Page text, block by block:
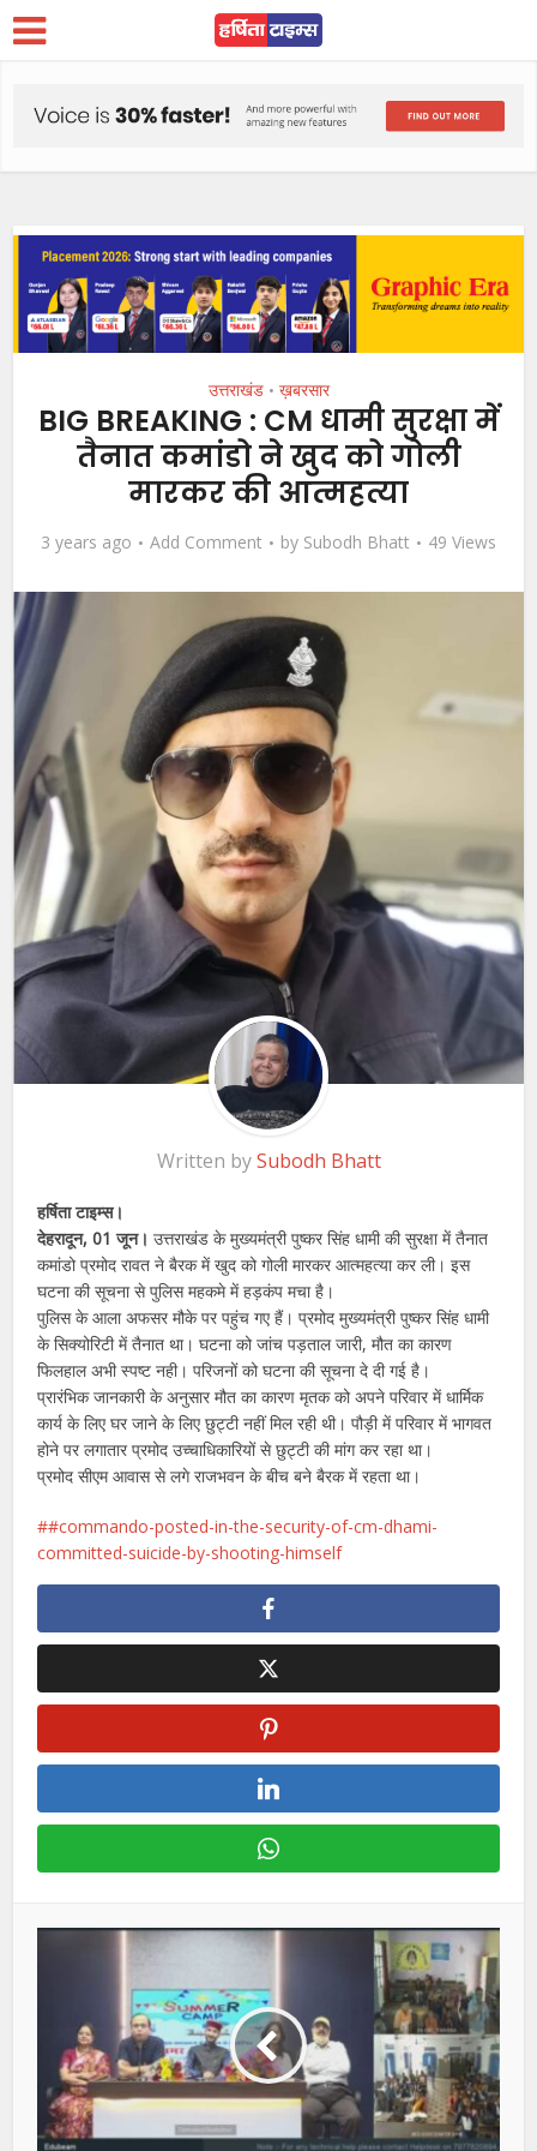
उत्तराखंड • ख़बरसार
BIG BREAKING : CM धामी सुरक्षा में
तैनात कमांडो ने खुद को गोली
मारकर की आत्महत्या
3 years ago Add Comment by Subodh Bhatt 49 Views
Written bySubodh Bhatt
हर्षिता टाइम्स।
देहरादून, 01 जून। उत्तराखंड के मुख्यमंत्री पुष्कर सिंह धामी की सुरक्षा में तैनात
कमांडो प्रमोद रावत ने बैरक में खुद को गोली मारकर आत्महत्या कर ली। इस
घटना की सूचना से पुलिस महकमे में हड़कंप मचा है।
पुलिस के आला अफसर मौके पर पहुंच गए हैं। प्रमोद मुख्यमंत्री पुष्कर सिंह धामी
के सिक्योरिटी में तैनात था। घटना को जांच पड़ताल जारी, मौत का कारण
फिलहाल अभी स्पष्ट नही। परिजनों को घटना की सूचना दे दी गई है।
प्रारंभिक जानकारी के अनुसार मौत का कारण मृतक को अपने परिवार में धार्मिक
कार्य के लिए घर जाने के लिए छुट्टी नहीं मिल रही थी। पौड़ी में परिवार में भागवत
होने पर लगातार प्रमोद उच्चाधिकारियों से छुट्टी की मांग कर रहा था।
प्रमोद सीएम आवास से लगे राजभवन के बीच बने बैरक में रहता था।
#commando-posted-in-the-security-of-cm-dhami-
committed-suicide-by-shooting-himself